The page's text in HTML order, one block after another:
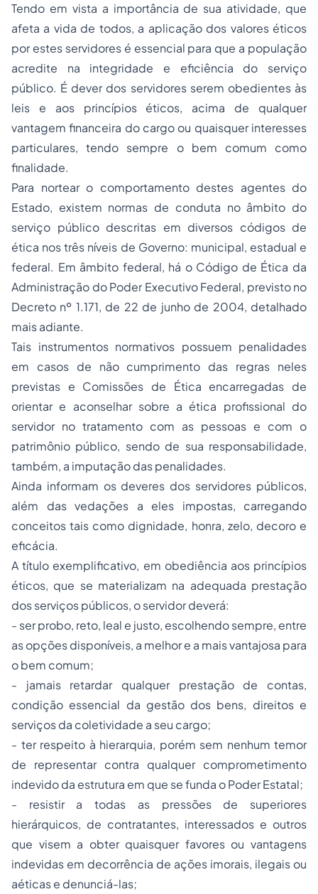
Tendo em vista a importância de sua atividade, que
afeta a vida de todos, a aplicação dos valores éticos
por estes servidores é essencial para que a população
acredite na integridade e eficiência do serviço
público. É dever dos servidores serem obedientes às
leis e aos princípios éticos, acima de qualquer
vantagem financeira do cargo ou quaisquer interesses
particulares, tendo sempre o bem comum como
finalidade.
Para nortear o comportamento destes agentes do
Estado, existem normas de conduta no âmbito do
serviço público descritas em diversos códigos de
ética nos três níveis de Governo: municipal, estadual e
federal. Em âmbito federal, há o Código de Ética da
Administração do Poder Executivo Federal, previsto no
Decreto nº 1.171, de 22 de junho de 2004, detalhado
mais adiante.
Tais instrumentos normativos possuem penalidades
em casos de não cumprimento das regras neles
previstas e Comissões de Ética encarregadas de
orientar e aconselhar sobre a ética profissional do
servidor no tratamento com as pessoas e com o
patrimônio público, sendo de sua responsabilidade,
também, a imputação das penalidades.
Ainda informam os deveres dos servidores públicos,
além das vedações a eles impostas, carregando
conceitos tais como dignidade, honra, zelo, decoro e
eficácia.
A título exemplificativo, em obediência aos princípios
éticos, que se materializam na adequada prestação
dos serviços públicos, o servidor deverá:
- ser probo, reto, leal e justo, escolhendo sempre, entre
as opções disponíveis, a melhor e a mais vantajosa para
o bem comum;
- jamais retardar qualquer prestação de contas,
condição essencial da gestão dos bens, direitos e
serviços da coletividade a seu cargo;
- ter respeito à hierarquia, porém sem nenhum temor
de representar contra qualquer comprometimento
indevido da estrutura em que se funda o Poder Estatal;
- resistir a todas as pressões de superiores
hierárquicos, de contratantes, interessados e outros
que visem a obter quaisquer favores ou vantagens
indevidas em decorrência de ações imorais, ilegais ou
aéticas e denunciá-las;